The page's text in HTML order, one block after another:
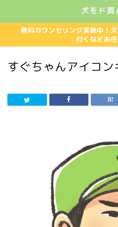
犬をド真
無料カウンセリング実施中！
付くなどお
すぐちゃんアイコン